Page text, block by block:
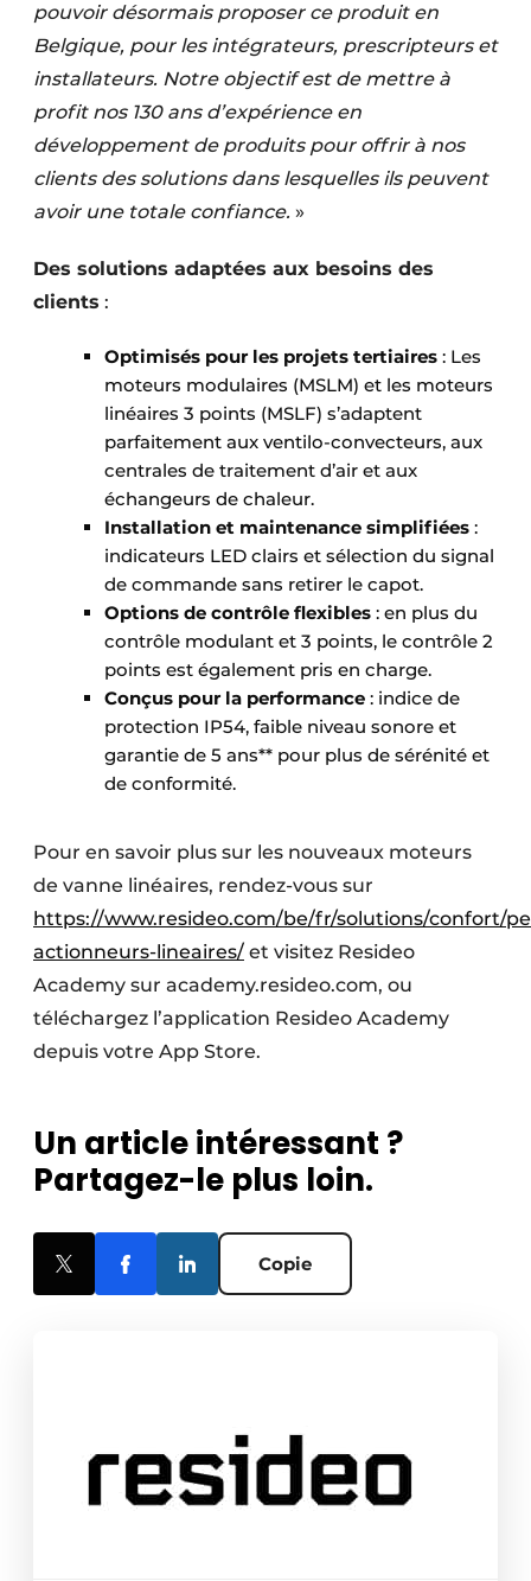
pouvoir désormais proposer ce produit en
Belgique, pour les intégrateurs, prescripteurs et
installateurs. Notre objectif est de mettre à
profit nos 130 ans d’expérience en
développement de produits pour offrir à nos
clients des solutions dans lesquelles ils peuvent
avoir une totale confiance. »
Des solutions adaptées aux besoins des
clients :
Optimisés pour les projets tertiaires : Les
moteurs modulaires (MSLM) et les moteurs
linéaires 3 points (MSLF) s’adaptent
parfaitement aux ventilo-convecteurs, aux
centrales de traitement d’air et aux
échangeurs de chaleur.
Installation et maintenance simplifiées :
indicateurs LED clairs et sélection du signal
de commande sans retirer le capot.
Options de contrôle flexibles : en plus du
contrôle modulant et 3 points, le contrôle 2
points est également pris en charge.
Conçus pour la performance : indice de
protection IP54, faible niveau sonore et
garantie de 5 ans** pour plus de sérénité et
de conformité.
Pour en savoir plus sur les nouveaux moteurs
de vanne linéaires, rendez-vous sur
https://www.resideo.com/be/fr/solutions/confort/
actionneurs-lineaires/ et visitez Resideo
Academy sur academy.resideo.com, ou
téléchargez l’application Resideo Academy
depuis votre App Store.
Un article intéressant ?
Partagez-le plus loin.
Copie